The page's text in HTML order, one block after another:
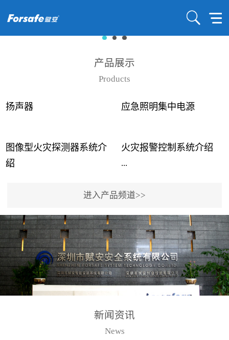
产品展示
Products
扬声器 应急照明集中电源
图像型火灾探测器系统介
绍
...
事故频发，传统的火灾探
测方法已无法满足要求。
尤其是目前众多的大型影
剧院、会议展览中心、体
育馆、大型仓库和隧道空
间等，其建筑结构特殊、
火灾隐患多。一旦发生火
火灾报警控制系统介绍
...
用了具有仲裁机制和冗余
校验的总线传输技术、线
路状态检测与保护技术、
后向光电感烟探测技术、
高可靠的系统抗干扰技术
等多项专利技术和专有技
警领域三十多年技术积累
和工程实践的结晶。
进入产品频道>>
新闻资讯
News